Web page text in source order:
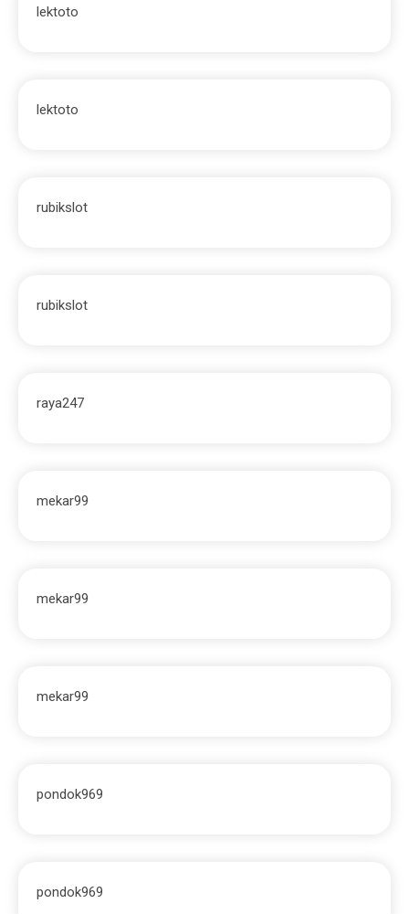
lektoto
lektoto
rubikslot
rubikslot
raya247
mekar99
mekar99
mekar99
pondok969
pondok969